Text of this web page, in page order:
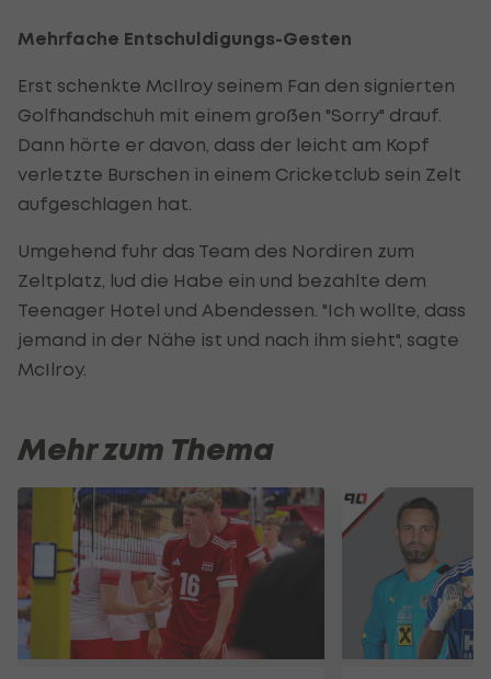
Mehrfache Entschuldigungs-Gesten
Erst schenkte McIlroy seinem Fan den signierten
Golfhandschuh mit einem großen "Sorry" drauf.
Dann hörte er davon, dass der leicht am Kopf
verletzte Burschen in einem Cricketclub sein Zelt
aufgeschlagen hat.
Umgehend fuhr das Team des Nordiren zum
Zeltplatz, lud die Habe ein und bezahlte dem
Teenager Hotel und Abendessen. "Ich wollte, dass
jemand in der Nähe ist und nach ihm sieht", sagte
McIlroy.
Mehr zum Thema